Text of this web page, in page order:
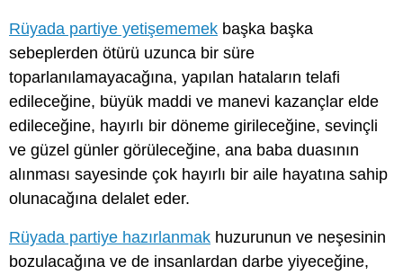
Rüyada partiye yetişememek başka başka
sebeplerden ötürü uzunca bir süre
toparlanılamayacağına, yapılan hataların telafi
edileceğine, büyük maddi ve manevi kazançlar elde
edileceğine, hayırlı bir döneme girileceğine, sevinçli
ve güzel günler görüleceğine, ana baba duasının
alınması sayesinde çok hayırlı bir aile hayatına sahip
olunacağına delalet eder.
Rüyada partiye hazırlanmak huzurunun ve neşesinin
bozulacağına ve de insanlardan darbe yiyeceğine,